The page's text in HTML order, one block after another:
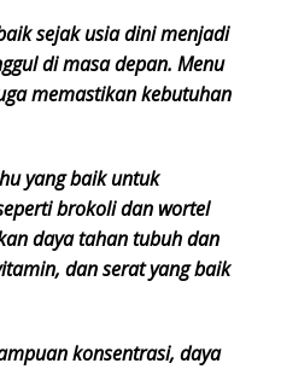
sejak usia dini menjadi
di masa depan. Menu
memastikan kebutuhan
yang baik untuk
brokoli dan wortel
daya tahan tubuh dan
dan serat yang baik
konsentrasi, daya